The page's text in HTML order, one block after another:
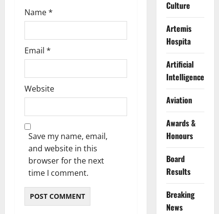
Name*
Email *
Website
Save my name, email,
and website in this
browser for the next
time I comment.
Culture
Artemis
Hospita
Artificial
Intelligence
Aviation
Awards &
Honours
Board
Results
Breaking
News